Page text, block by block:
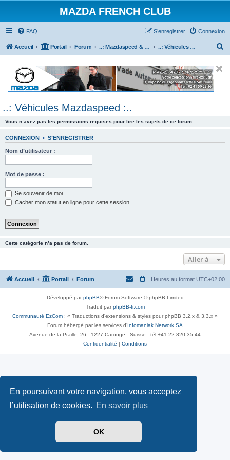
En poursuivant votre navigation, vous acceptez
l’utilisation de cookies. En savoir plus
OK
MAZDA FRENCH CLUB
FAQ Connexion
S’enregistrer
Accueil Portail Forum ..: Mazdaspeed & MPS :.. ..: Véhicules Mazdaspeed :..
e
..: Véhicules Mazdaspeed :..
Vous n’avez pas les permissions requises pour lire les sujets de ce forum.
CONNEXION • S’ENREGISTRER
Nom d’utilisateur :
Mot de passe :
Se souvenir de moi
Cacher mon statut en ligne pour cette session
Cette catégorie n’a pas de forum.
Aller à
Accueil Portail Forum Heures au format UTC+02:00
Développé parphpBB® Forum Software © phpBB Limited
Traduit parphpBB-fr.com
Communauté EzCom : « Traductions d'extensions & styles pour phpBB 3.2.x & 3.3.x »
Forum hébergé par les services d’ Infomaniak Network SA
Avenue de la Praille, 26 - 1227 Carouge - Suisse - tél +41 22 820 35 44
Confidentialité
Conditions